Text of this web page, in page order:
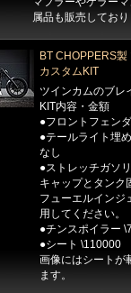
属品も販売してお
BT CHOPPERS
カスタムKIT
ツインカムのブレ
KIT内容・金額
●フロントフェン
●テールライト埋
なし
●ストレッチガソ
キャップとタンク
フューエルインジ
用してください。
●チンスポイラー
●シート \110000
画像にはシートが
ます。